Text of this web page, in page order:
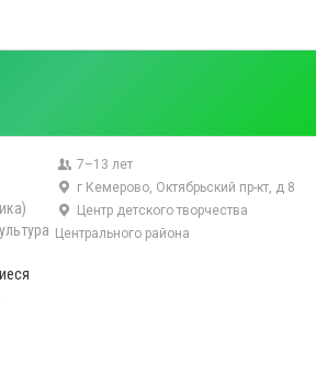
7–13 лет
г Кемерово, Октябрьский пр-кт, д 8
Центр детского творчества
Центрального района